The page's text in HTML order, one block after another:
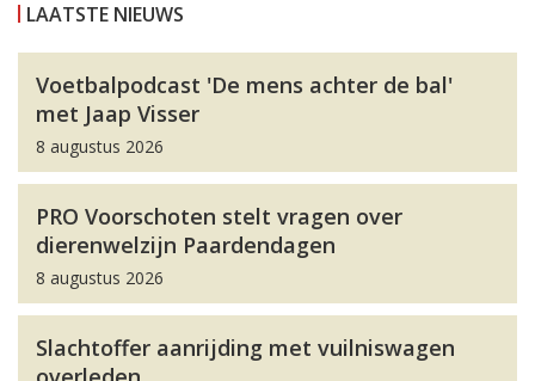
LAATSTE NIEUWS
Voetbalpodcast 'De mens achter de bal'
met Jaap Visser
8 augustus 2026
PRO Voorschoten stelt vragen over
dierenwelzijn Paardendagen
8 augustus 2026
Slachtoffer aanrijding met vuilniswagen